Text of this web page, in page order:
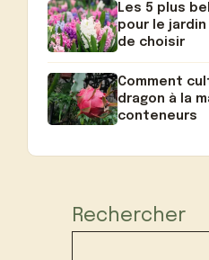
Les 5 plus
pour le
de choisir
Comment
dragon à la
conteneurs
Rechercher